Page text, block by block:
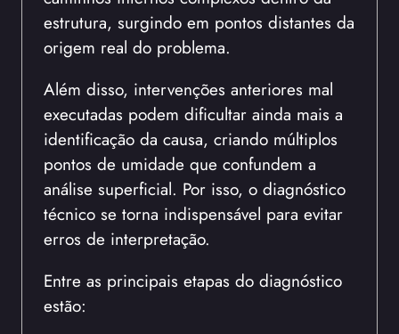
estrutura, surgindo em pontos distantes da
origem real do problema.
Além disso, intervenções anteriores mal
executadas podem dificultar ainda mais a
identificação da causa, criando múltiplos
pontos de umidade que confundem a
análise superficial. Por isso, o diagnóstico
técnico se torna indispensável para evitar
erros de interpretação.
Entre as principais etapas do diagnóstico
estão: